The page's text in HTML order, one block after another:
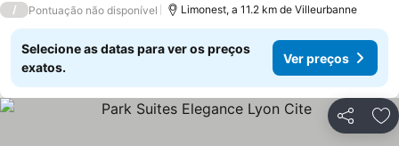
/ Pontuação não disponível Limonest, a 11.2 km de Villeurbanne
Selecione as datas para ver os preços
exatos.
Ver preços
Partilhar